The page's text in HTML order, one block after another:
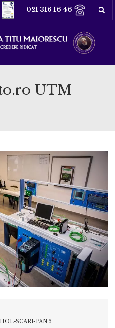
021 316 16 46
UTM
SCARI-PAN 6